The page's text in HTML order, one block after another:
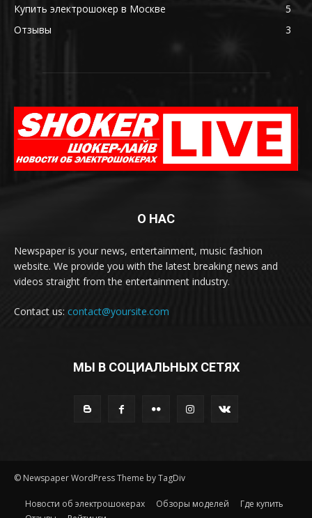
Купить электрошокер в Москве
5
Отзывы
3
О НАС
Newspaper is your news, entertainment, music fashion
website. We provide you with the latest breaking news and
videos straight from the entertainment industry.
Contact us: contact@yoursite.com
МЫ В СОЦИАЛЬНЫХ СЕТЯХ
© Newspaper WordPress Theme by TagDiv
Новости об электрошокерах Обзоры моделей
Где купить